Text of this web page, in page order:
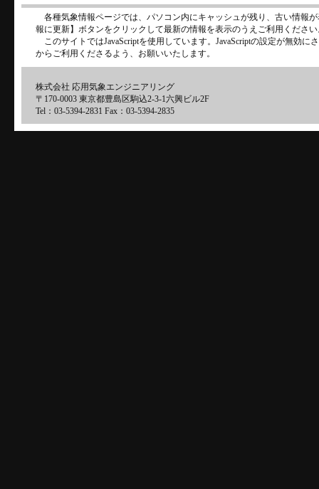
各種気象情報ページでは、パソコン内にキャッシュが残り、古い情報
報に更新】ボタンをクリックして最新の情報を表示のうえご利用くださ
このサイトではJavaScriptを使用しています。JavaScriptの設定が無効
からご利用くださるよう、お願いいたします。
株式会社 応用気象エンジニアリング
〒170-0003 東京都豊島区駒込2-3-1六興ビル2F
Tel：03-5394-2831 Fax：03-5394-2835